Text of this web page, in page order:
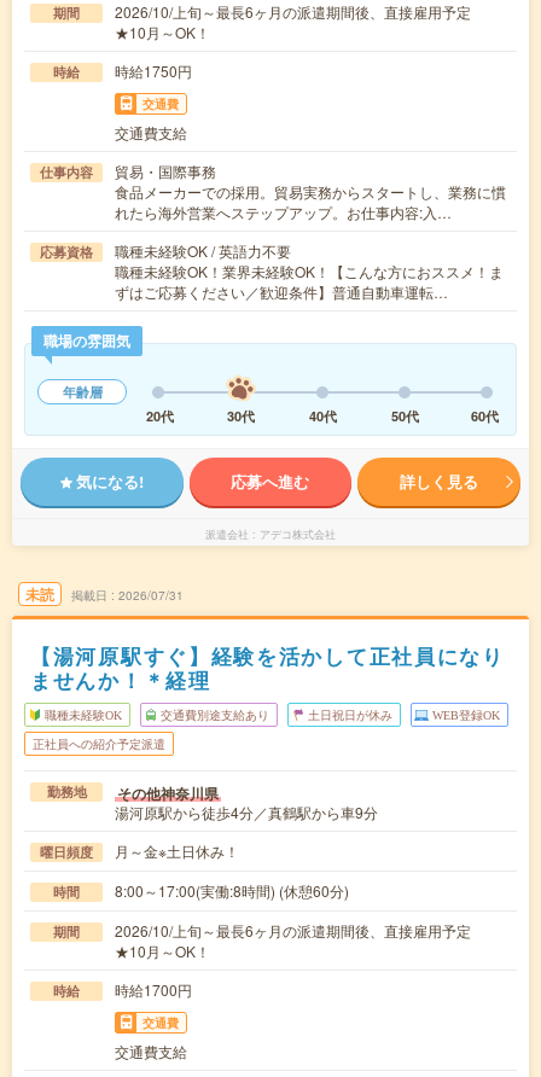
期間
2026/10/上旬～最長6ヶ月の派遣期間後、直接雇用予定
★10月～OK！
時給 時給1750円
交通費
交通費支給
仕事内容
貿易・国際事務
食品メーカーでの採用。貿易実務からスタートし、業務に慣
れたら海外営業へステップアップ。お仕事内容:入…
応募資格
職種未経験OK / 英語力不要
職種未経験OK！業界未経験OK！【こんな方におススメ！ま
ずはご応募ください／歓迎条件】普通自動車運転…
職場の雰囲気
年齢層
20代
30代 40代 50代 60代
気になる! 応募へ進む 詳しく見る
派遣会社 アデコ株式会社
未読 掲載日 2026/07/31
【湯河原駅すぐ】経験を活かして正社員になり
ませんか！＊経理
職種未経験OK 交通費別途支給あり 土日祝日が休み WEB登録OK
正社員への紹介予定派遣
勤務地 その他神奈川県
湯河原駅から徒歩4分／真鶴駅から車9分
曜日頻度 月～金※土日休み！
時間 8:00～17:00(実働:8時間) (休憩60分)
期間
2026/10/上旬～最長6ヶ月の派遣期間後、直接雇用予定
★10月～OK！
時給 時給1700円
交通費
交通費支給